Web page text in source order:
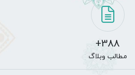
388+
مطالب وبلاگ